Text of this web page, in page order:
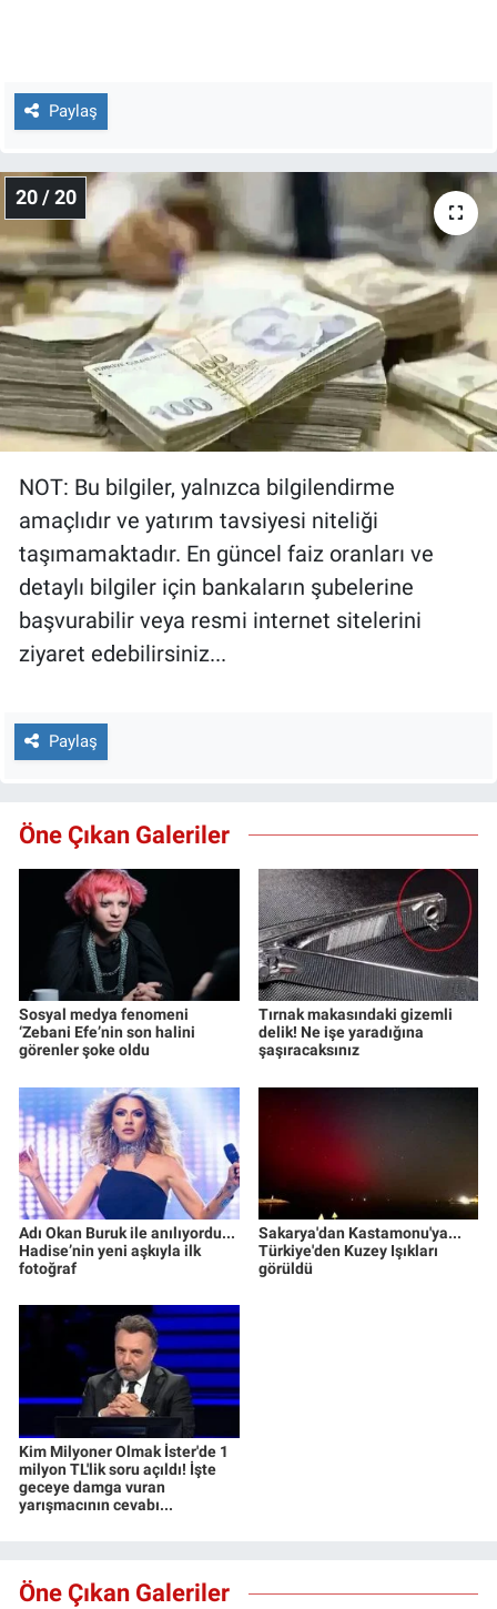
Paylaş
20 / 20
NOT: Bu bilgiler, yalnızca bilgilendirme
amaçlıdır ve yatırım tavsiyesi niteliği
taşımamaktadır. En güncel faiz oranları ve
detaylı bilgiler için bankaların şubelerine
başvurabilir veya resmi internet sitelerini
ziyaret edebilirsiniz...
Paylaş
Öne Çıkan Galeriler
Sosyal medya fenomeni
‘Zebani Efe’nin son halini
görenler şoke oldu
Tırnak makasındaki gizemli
delik! Ne işe yaradığına
şaşıracaksınız
Adı Okan Buruk ile anılıyordu...
Hadise’nin yeni aşkıyla ilk
fotoğraf
Sakarya'dan Kastamonu'ya...
Türkiye'den Kuzey Işıkları
görüldü
Kim Milyoner Olmak İster'de 1
milyon TL'lik soru açıldı! İşte
geceye damga vuran
yarışmacının cevabı...
Öne Çıkan Galeriler